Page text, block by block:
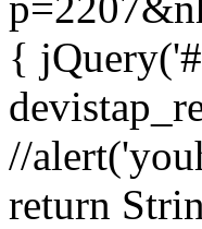
{
//
return